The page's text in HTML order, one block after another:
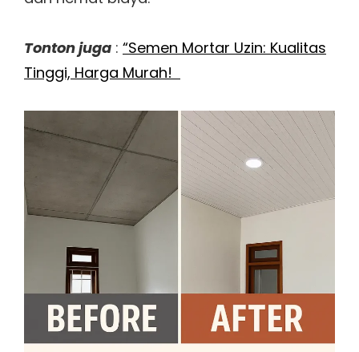
Tonton juga : “Semen Mortar Uzin: Kualitas
Tinggi, Harga Murah!